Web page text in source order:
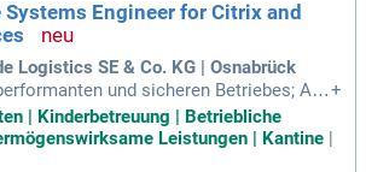
Engineer for Citrix and
Logistics SE & Co. KG | Osnabrück
und sicheren Betriebes; Aut
Optimierung administrativer Aufgaben u
Projektarbeit; Übernahme
Erfolgreich abgeschlossene Ausbildun
+
| Kinderbetreuung | Betriebliche
Leistungen | Kantine |